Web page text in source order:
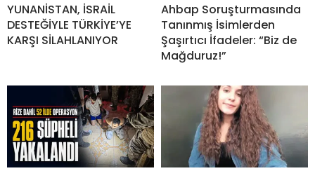
YUNANİSTAN, İSRAİL
DESTEĞİYLE TÜRKİYE’YE
KARŞI SİLAHLANIYOR
Ahbap Soruşturmasında
Tanınmış İsimlerden
Şaşırtıcı İfadeler: “Biz de
Mağduruz!”